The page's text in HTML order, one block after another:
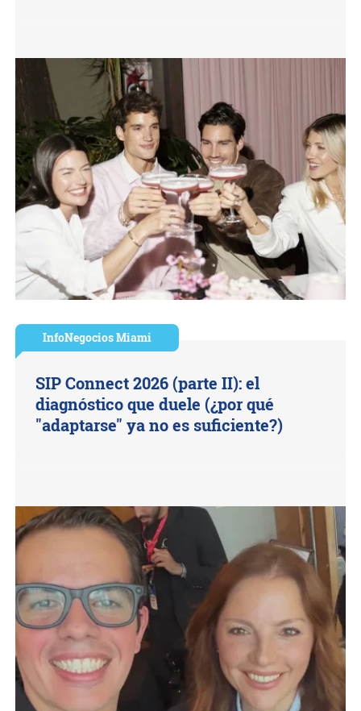
InfoNegocios Miami
SIP Connect 2026 (parte II): el
diagnóstico que duele (¿por qué
"adaptarse" ya no es suficiente?)